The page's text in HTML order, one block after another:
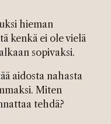
hieman
kenkä ei ole vielä
sopivaksi.
aidosta nahasta
Miten
tehdä?